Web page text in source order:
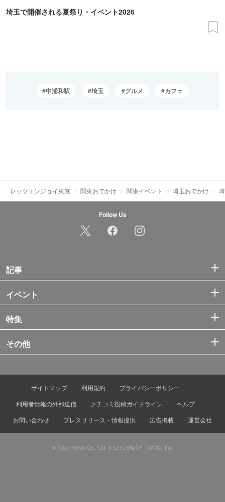
埼玉で開催される夏祭り・イベント2026
中浦和駅 埼玉 グルメ カフェ
レッツエンジョイ東京 関東おでかけ 関東イベント 埼玉おでかけ
Follow Us
記事
イベント
特集
その他
サイトマップ 利用規約
プライバシーポリシー
利用者情報の外部送信
クチコミ投稿ガイドライン
ヘルプ
お問い合わせ
プレスリリース・情報提供 広告掲載 運営会社
© Tokyo Metro Co., Ltd. & Let’s ENJOY TOKYO, Inc.